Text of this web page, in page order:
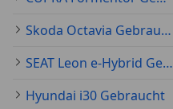
Skoda Octavia Gebraucht
SEAT Leon e-Hybrid Gebraucht
Hyundai i30 Gebraucht